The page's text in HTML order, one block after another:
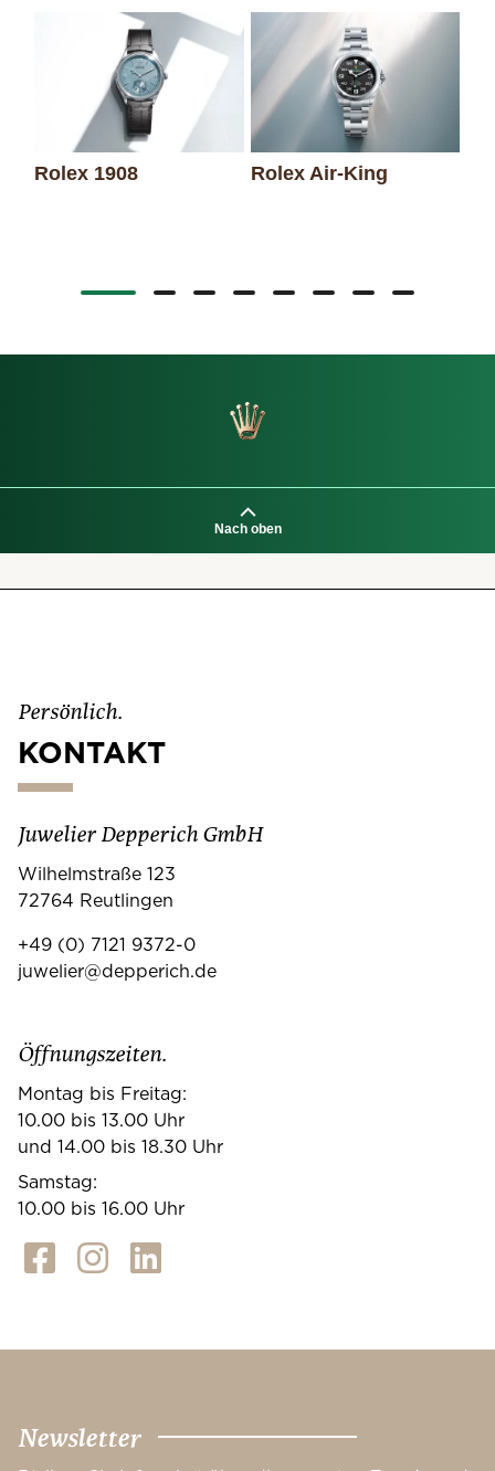
Rolex 1908 Rolex Air-King
Nach oben
Persönlich.
KONTAKT
Juwelier Depperich GmbH
Wilhelmstraße 123
72764 Reutlingen
+49 (0) 7121 9372-0
juwelier@depperich.de
Öffnungszeiten.
Montag bis Freitag:
10.00 bis 13.00 Uhr
und 14.00 bis 18.30 Uhr
Samstag:
10.00 bis 16.00 Uhr
Newsletter